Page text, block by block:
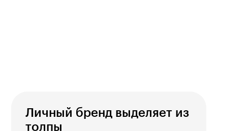
Личный бренд выделяет из
толпы